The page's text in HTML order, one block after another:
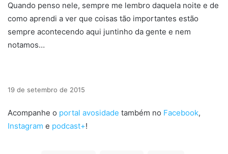
Quando penso nele, sempre me lembro daquela noite e de
como aprendi a ver que coisas tão importantes estão
sempre acontecendo aqui juntinho da gente e nem
notamos…
19 de setembro de 2015
Acompanhe o portal avosidade também no Facebook,
Instagram e podcast+!